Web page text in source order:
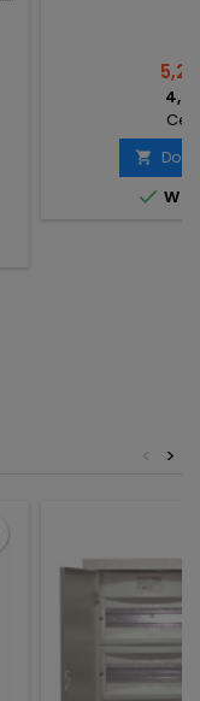
5,23

 W
>
<